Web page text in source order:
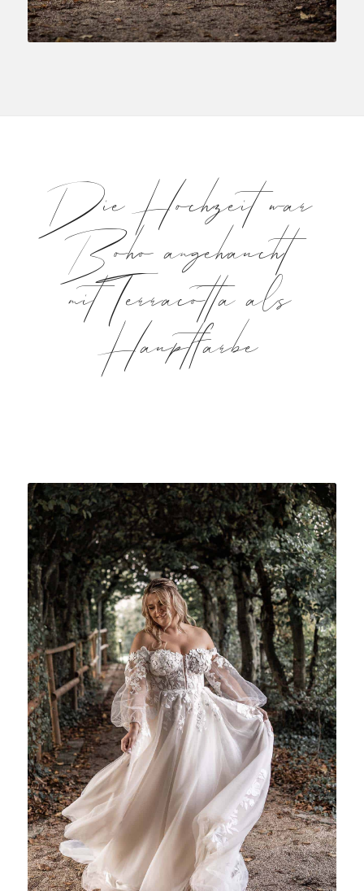
Die Hochzeit war
Boho angehaucht
mit Terracotta als
Hauptfarbe